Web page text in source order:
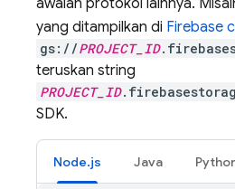
awalan protokol lainnya.
yang ditampilkan di Firebase
gs://PROJECT_ID
teruskan string
PROJECT_ID
SDK.
Node.js Java